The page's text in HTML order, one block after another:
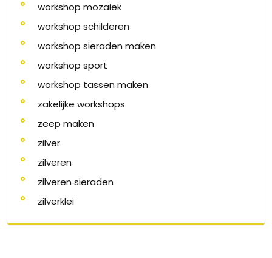
workshop mozaiek
workshop schilderen
workshop sieraden maken
workshop sport
workshop tassen maken
zakelijke workshops
zeep maken
zilver
zilveren
zilveren sieraden
zilverklei